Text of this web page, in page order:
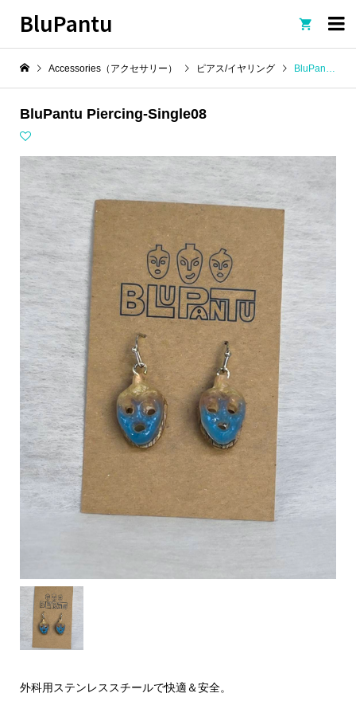
BluPantu 
Accessories（アクセサリー） ピアス/イヤリング BluPantu Piercing-Single08
BluPantu Piercing-Single08
外科用ステンレススチールで快適＆安全。